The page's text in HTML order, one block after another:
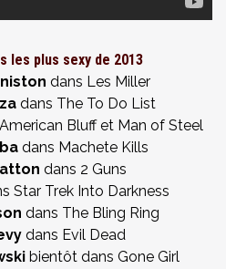
les plus sexy de 2013
dans Les Miller
dans The To Do List
Bluff et Man of Steel
dans Machete Kills
dans 2 Guns
Star Trek Into Darkness
dans The Bling Ring
dans Evil Dead
bientôt dans Gone Girl